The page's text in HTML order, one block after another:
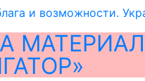
и возможности.